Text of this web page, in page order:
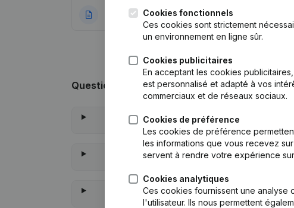
21-11-2012 Rubrique Constitution
Questions fréquemment posées
Cookies fonctionnels
Ces cookies sont strictement
un environnement en ligne sûr.
Cookies publicitaires
En acceptant les cookies
est personnalisé et adapté à vos
commerciaux et de réseaux sociaux.
Cookies de préférence
Les cookies de préférence
les informations que vous recevez
servent à rendre votre expérience
Cookies analytiques
Ces cookies fournissent une
l'utilisateur. Ils nous permettent